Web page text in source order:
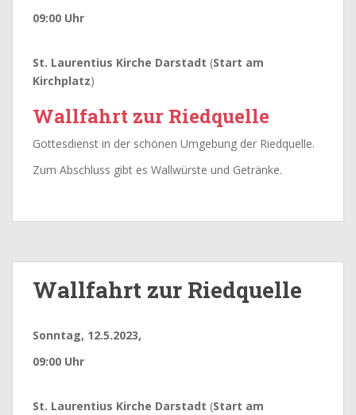
09:00 Uhr
St. Laurentius Kirche Darstadt (Start am
Kirchplatz)
Wallfahrt zur Riedquelle
Gottesdienst in der schönen Umgebung der Riedquelle.
Zum Abschluss gibt es Wallwürste und Getränke.
Wallfahrt zur Riedquelle
Sonntag, 12.5.2023,
09:00 Uhr
St. Laurentius Kirche Darstadt (Start am